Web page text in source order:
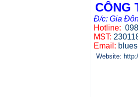
CÔNG
Đ/c: Gia
Hotline:
MST:
Email:
Website: